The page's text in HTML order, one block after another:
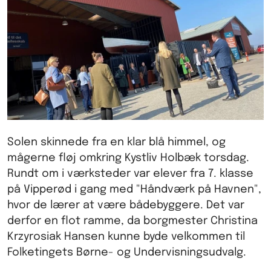
Solen skinnede fra en klar blå himmel, og
mågerne fløj omkring Kystliv Holbæk torsdag.
Rundt om i værksteder var elever fra 7. klasse
på Vipperød i gang med "Håndværk på Havnen",
hvor de lærer at være bådebyggere. Det var
derfor en flot ramme, da borgmester Christina
Krzyrosiak Hansen kunne byde velkommen til
Folketingets Børne- og Undervisningsudvalg.